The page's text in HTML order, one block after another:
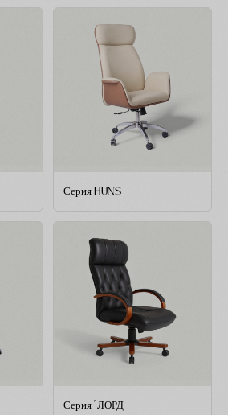
Серия HUNS
Серия "ЛОРД